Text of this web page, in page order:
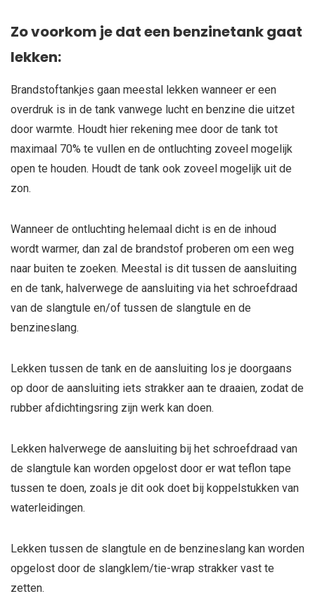
Zo voorkom je dat een benzinetank gaat
lekken:
Brandstoftankjes gaan meestal lekken wanneer er een
overdruk is in de tank vanwege lucht en benzine die uitzet
door warmte. Houdt hier rekening mee door de tank tot
maximaal 70% te vullen en de ontluchting zoveel mogelijk
open te houden. Houdt de tank ook zoveel mogelijk uit de
zon.
Wanneer de ontluchting helemaal dicht is en de inhoud
wordt warmer, dan zal de brandstof proberen om een weg
naar buiten te zoeken. Meestal is dit tussen de aansluiting
en de tank, halverwege de aansluiting via het schroefdraad
van de slangtule en/of tussen de slangtule en de
benzineslang.
Lekken tussen de tank en de aansluiting los je doorgaans
op door de aansluiting iets strakker aan te draaien, zodat de
rubber afdichtingsring zijn werk kan doen.
Lekken halverwege de aansluiting bij het schroefdraad van
de slangtule kan worden opgelost door er wat teflon tape
tussen te doen, zoals je dit ook doet bij koppelstukken van
waterleidingen.
Lekken tussen de slangtule en de benzineslang kan worden
opgelost door de slangklem/tie-wrap strakker vast te
zetten.